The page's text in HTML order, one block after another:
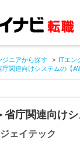
ジニアから探す ITエン
庁関連向けシステムの【
省庁関連向け
ェイテック